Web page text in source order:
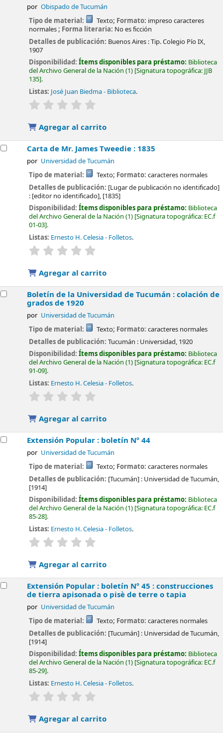
por Obispado de Tucumán
Tipo de material: Texto; Formato: impreso caracteres
normales; Forma literaria: No es ficción
Detalles de publicación: Buenos Aires :Tip. Colegio Pío IX,
1907
Disponibilidad:Ítems disponibles para préstamo: Biblioteca
del Archivo General de la Nación (1) Signatura topográfica: JJB
135 .
Listas: José Juan Biedma - Biblioteca.
valoración
Agregar al carrito
Carta de Mr. James Tweedie : 1835
por Universidad de Tucumán
Tipo de material: Texto; Formato: caracteres normales
Detalles de publicación: [Lugar de publicación no identificado]
: [editor no identificado], [1835]
Disponibilidad:Ítems disponibles para préstamo: Biblioteca
del Archivo General de la Nación (1) Signatura topográfica: EC.f
01-03 .
Listas: Ernesto H. Celesia - Folletos.
valoración
Agregar al carrito
Boletín de la Universidad de Tucumán : colación de
grados de 1920
por Universidad de Tucumán
Tipo de material: Texto; Formato: caracteres normales
Detalles de publicación:Tucumán : Universidad, 1920
Disponibilidad:Ítems disponibles para préstamo: Biblioteca
del Archivo General de la Nación (1) Signatura topográfica: EC.f
91-09 .
Listas: Ernesto H. Celesia - Folletos.
valoración
Agregar al carrito
Extensión Popular : boletín Nº 44
por Universidad de Tucumán
Tipo de material: Texto; Formato: caracteres normales
Detalles de publicación: [Tucumán] : Universidad de Tucumán,
[1914]
Disponibilidad:Ítems disponibles para préstamo: Biblioteca
del Archivo General de la Nación (1) Signatura topográfica: EC.f
85-28 .
Listas: Ernesto H. Celesia - Folletos.
valoración
Agregar al carrito
Extensión Popular : boletín Nº 45 : construcciones
de tierra apisonada o pisè de terre o tapia
por Universidad de Tucumán
Tipo de material: Texto; Formato: caracteres normales
Detalles de publicación: [Tucumán] : Universidad de Tucumán,
[1914]
Disponibilidad:Ítems disponibles para préstamo: Biblioteca
del Archivo General de la Nación (1) Signatura topográfica: EC.f
85-29 .
Listas: Ernesto H. Celesia - Folletos.
valoración
Agregar al carrito